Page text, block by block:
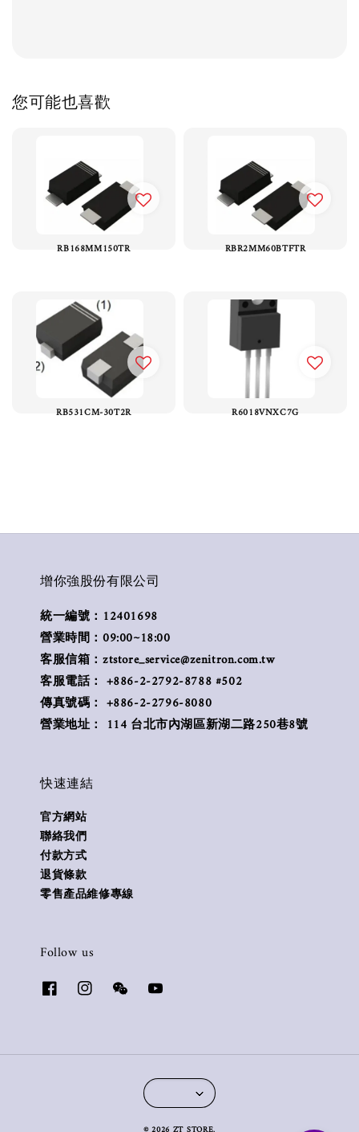
您可能也喜歡
RB168MM150TR RBR2MM60BTFTR
RB531CM-30T2R R6018VNXC7G
增你強股份有限公司
統一編號：12401698
營業時間：09:00~18:00
客服信箱：ztstore_service@zenitron.com.tw
客服電話： +886-2-2792-8788 #502
傳真號碼： +886-2-2796-8080
營業地址： 114 台北市內湖區新湖二路250巷8號
快速連結
官方網站
聯絡我們
付款方式
退貨條款
零售產品維修專線
Follow us